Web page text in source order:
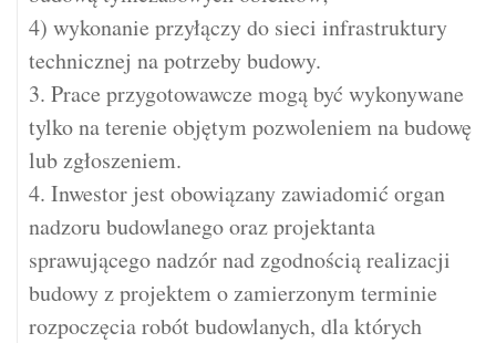
4) wykonanie przyłączy do sieci infrastruktury
technicznej na potrzeby budowy.
3. Prace przygotowawcze mogą być wykonywane
tylko na terenie objętym pozwoleniem na budowę
lub zgłoszeniem.
4. Inwestor jest obowiązany zawiadomić organ
nadzoru budowlanego oraz projektanta
sprawującego nadzór nad zgodnością realizacji
budowy z projektem o zamierzonym terminie
rozpoczęcia robót budowlanych, dla których